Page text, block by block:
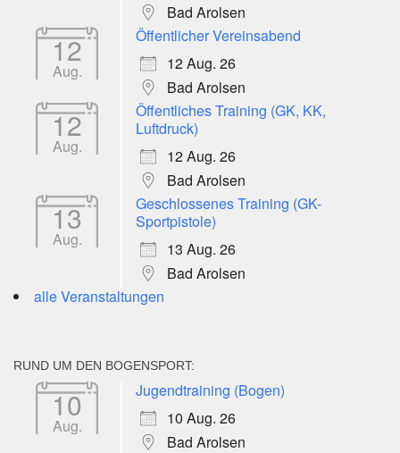
Bad Arolsen
12
Aug.
Öffentlicher Vereinsabend
12 Aug. 26
Bad Arolsen
12
Aug.
Öffentliches Training (GK, KK,
Luftdruck)
12 Aug. 26
Bad Arolsen
13
Aug.
Geschlossenes Training (GK-
Sportpistole)
13 Aug. 26
Bad Arolsen
alle Veranstaltungen
RUND UM DEN BOGENSPORT:
10
Aug.
Jugendtraining (Bogen)
10 Aug. 26
Bad Arolsen